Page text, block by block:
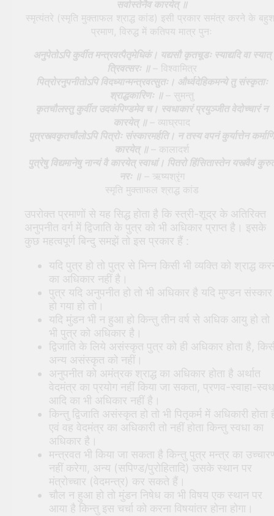
सर्वास्तेनैव कारयेत् ॥
स्मृत्यंतरे (स्मृति मुक्ताफल श्राद्ध कांड) इसी प्रकार समंत्र करने के
प्रमाण, विरुद्ध में कतिपय मात्र पुनः
अनुपेतोऽपि कुर्वीत मन्त्रवत्पैतृमेधिकं। यद्यसौ कृतचूडः स्याद्यदि वा स्यात्
त्रिवत्सरः ॥
– विश्वामित्र
पित्रोरनुपनीतोऽपि विदध्यान्मन्त्रवत्सुतः। और्ध्वदेहिकमन्ये तु संस्कृताः
श्राद्धकारिणः ॥
– सुमन्तु
कृतचौलस्तु कुर्वीत उदकंपिण्डमेव च। स्वधाकारं प्रयुञ्जीत वेदोच्चारं न
कारयेत् ॥
– व्याघ्रपाद
पुत्रस्त्वकृतचौलोऽपि पित्रोः संस्कारमर्हति। न तस्य वपनं कुर्यात्तेन कर्माणि
कारयेत् ॥
– कालादर्श
पुत्रेषु विद्यमानेषु नान्यं वै कारयेत् स्वाधां। पितरो हिंसितास्तेन यस्त्वैवं
नरः ॥– ऋष्यश्रृंग
स्मृति मुक्ताफल श्राद्ध कांड
उपरोक्त प्रमाणों से यह सिद्ध होता है कि स्त्री-शूद्र के अतिरिक्त
अनुपनीत वर्ग में द्विजाति के पुत्र को भी अधिकार प्राप्त है। इसके
कुछ महत्वपूर्ण बिन्दु समझें तो इस प्रकार हैं :
यदि पुत्र हो तो पुत्र से भिन्न किसी भी व्यक्ति को श्राद्ध
का अधिकार नहीं है।
पुत्र यदि अनुपनीत हो तो भी अधिकार है यदि मुण्डन संस्कार
हो गया हो तो।
यदि मुंडन भी न हुआ हो किन्तु तीन वर्ष से अधिक आयु हो तो
भी पुत्र को अधिकार है।
द्विजाति के लिये असंस्कृत पुत्र को ही अधिकार होता है,
अन्य असंस्कृत को नहीं।
अनुपनीत को अमंत्रक श्राद्ध का अधिकार होता है अर्थात
वेदमंत्र का प्रयोग नहीं किया जा सकता, प्रणव-स्वाहा-
आदि का भी अधिकार नहीं है।
किन्तु द्विजाति असंस्कृत हो तो भी पितृकर्म में अधिकारी होता
एवं वह वेदमंत्र का अधिकारी तो नहीं होता किन्तु स्वधा का
अधिकार है।
मन्त्रवत भी किया जा सकता है किन्तु पुत्र मन्त्र का
नहीं करेगा, अन्य (सपिण्ड/पुरोहितादि) उसके स्थान पर
मंत्रोच्चार (वेदमन्त्र) कर सकते हैं।
चौल न हुआ हो तो मुंडन निषेध का भी विषय एक स्थान पर
आया है किन्तु इस चर्चा को करना विषयांतर होना होगा।